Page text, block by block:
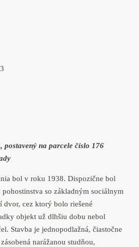
postavený na parcele číslo 176
bol v roku 1938. Dispozične bol
so základným sociálnym
dvor, cez ktorý bolo riešené
objekt už dlhšiu dobu nebol
Stavba je jednopodlažná, čiastočne
narážanou studňou,